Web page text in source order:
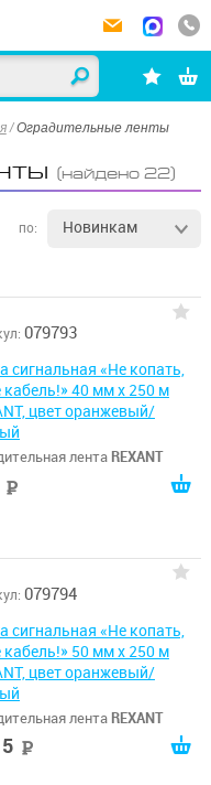
/Оградительные ленты
(найдено 22)
по: Новинкам
079793
сигнальная «Не копать,
кабель!» 40 мм х 250 м
цвет оранжевый/
лента REXANT
079794
сигнальная «Не копать,
кабель!» 50 мм х 250 м
цвет оранжевый/
лента REXANT